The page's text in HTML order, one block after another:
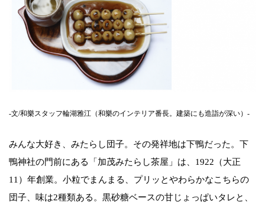
-文/和樂スタッフ輪湖雅江（和樂のインテリア番長。建築にも造詣が深い）-
みんな大好き、みたらし団子。その発祥地は下鴨だった。下
鴨神社の門前にある「加茂みたらし茶屋」は、1922（大正
11）年創業。小粒でまんまる、プリッとやわらかなこちらの
団子、味は2種類ある。黒砂糖ベースの甘じょっぱいタレと、